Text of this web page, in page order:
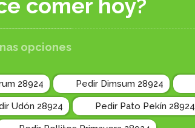
comer hoy?
opciones
28924 Pedir Dimsum 28924
Udón 28924 Pedir Pato Pekín 28924